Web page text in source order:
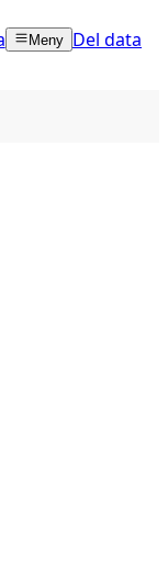
Meny Del data